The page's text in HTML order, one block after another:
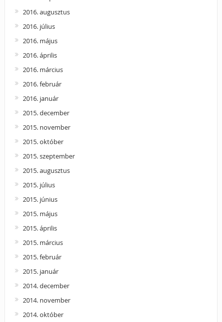
2016. augusztus
2016. július
2016. május
2016. április
2016. március
2016. február
2016. január
2015. december
2015. november
2015. október
2015. szeptember
2015. augusztus
2015. július
2015. június
2015. május
2015. április
2015. március
2015. február
2015. január
2014. december
2014. november
2014. október